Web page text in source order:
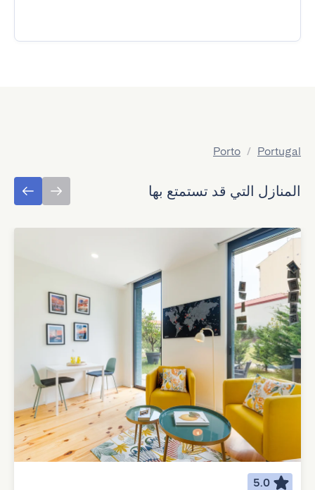
Portugal
/
Porto
المنازل التي قد تستمتع بها
5.0